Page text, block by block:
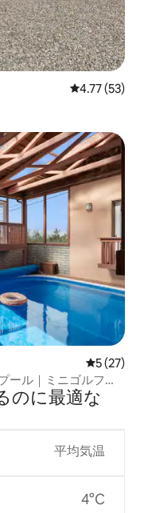
レビュー53
4.77 (53)
レビュー
5 (27)
ール｜ミニゴルフ｜
の⁠に最⁠適⁠な
平均気温
4°C